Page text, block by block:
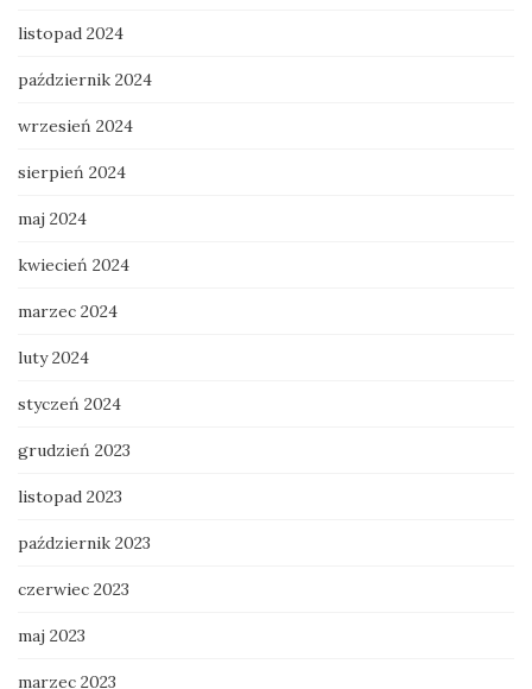
listopad 2024
październik 2024
wrzesień 2024
sierpień 2024
maj 2024
kwiecień 2024
marzec 2024
luty 2024
styczeń 2024
grudzień 2023
listopad 2023
październik 2023
czerwiec 2023
maj 2023
marzec 2023